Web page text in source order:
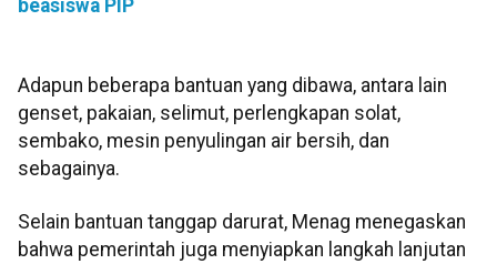
beasiswa PIP
Adapun beberapa bantuan yang dibawa, antara lain
genset, pakaian, selimut, perlengkapan solat,
sembako, mesin penyulingan air bersih, dan
sebagainya.
Selain bantuan tanggap darurat, Menag menegaskan
bahwa pemerintah juga menyiapkan langkah lanjutan